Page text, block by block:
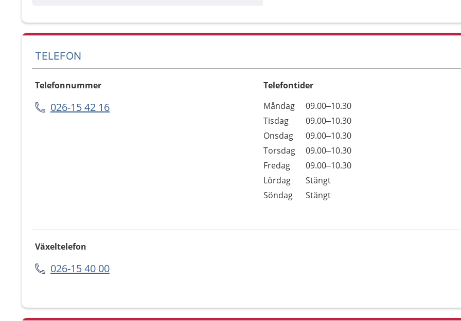
TELEFON
Telefonnummer
026-15 42 16
Telefontider
Dag
Öppettider
Kommentarer
Måndag
09.00–10.30
Tisdag
09.00–10.30
Onsdag
09.00–10.30
Torsdag
09.00–10.30
Fredag
09.00–10.30
Lördag
Stängt
Söndag
Stängt
Växeltelefon
026-15 40 00